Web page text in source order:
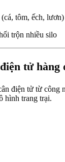
tôm, ếch, lươn)
trộn nhiều silo
tử
điện tử từ công
hình trang trại.